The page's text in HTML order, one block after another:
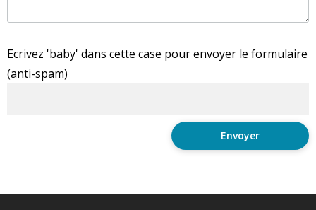
Ecrivez 'baby' dans cette case pour envoyer le formulaire
(anti-spam)